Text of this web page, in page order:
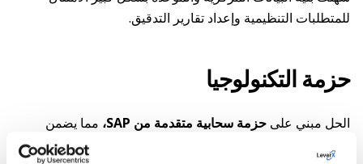
للمتطلبات التنظيمية وإعداد تقارير التدقيق.
حزمة التكنولوجيا
الحل مبني على حزمة سحابية متقدمة من SAP،
مما يضمن